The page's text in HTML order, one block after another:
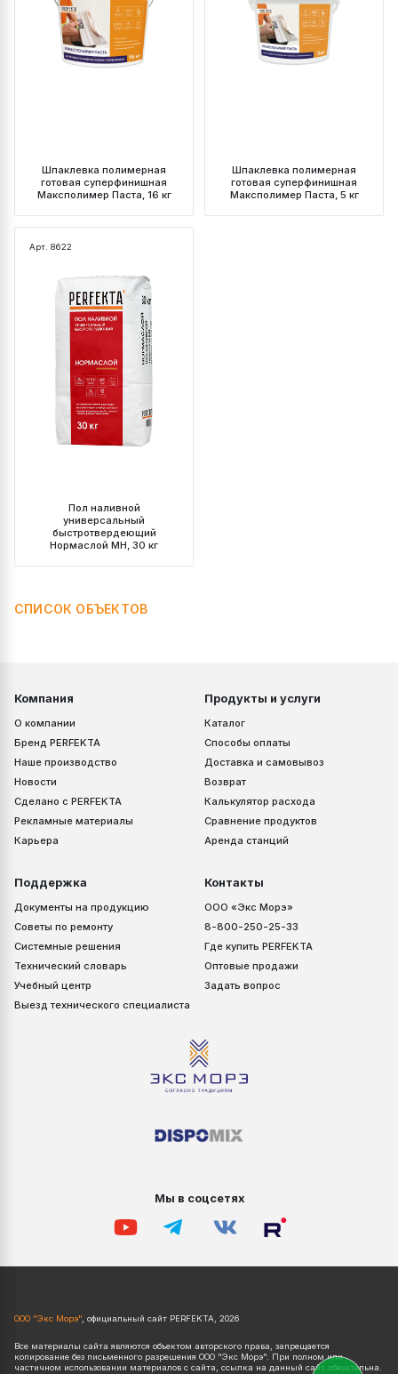
Шпаклевка полимерная
готовая суперфинишная
Максполимер Паста, 16 кг
Шпаклевка полимерная
готовая суперфинишная
Максполимер Паста, 5 кг
Арт. 8622
Пол наливной
универсальный
быстротвердеющий
Нормаслой МН, 30 кг
СПИСОК ОБЪЕКТОВ
Компания
О компании
Бренд PERFEKTA
Наше производство
Новости
Сделано с PERFEKTA
Рекламные материалы
Карьера
Продукты и услуги
Каталог
Способы оплаты
Доставка и самовывоз
Возврат
Калькулятор расхода
Сравнение продуктов
Аренда станций
Поддержка
Документы на продукцию
Советы по ремонту
Системные решения
Технический словарь
Учебный центр
Выезд технического специалиста
Контакты
ООО «Экс Морэ»
8-800-250-25-33
Где купить PERFEKTA
Оптовые продажи
Задать вопрос
Мы в соцсетях
ООО "Экс Морэ" , официальный сайт PERFEKTA, 2026
Все материалы сайта являются объектом авторского права, запрещается
копирование без письменного разрешения ООО "Экс Морэ". При полном или
частичном использовании материалов с сайта, ссылка на данный сайт обязательна.